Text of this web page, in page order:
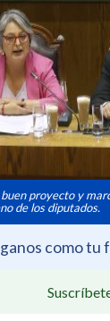
proyecto y
de los diputados.
como tu